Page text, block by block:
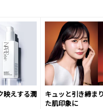
映えする潤
キュッと引き締ま
た肌印象に